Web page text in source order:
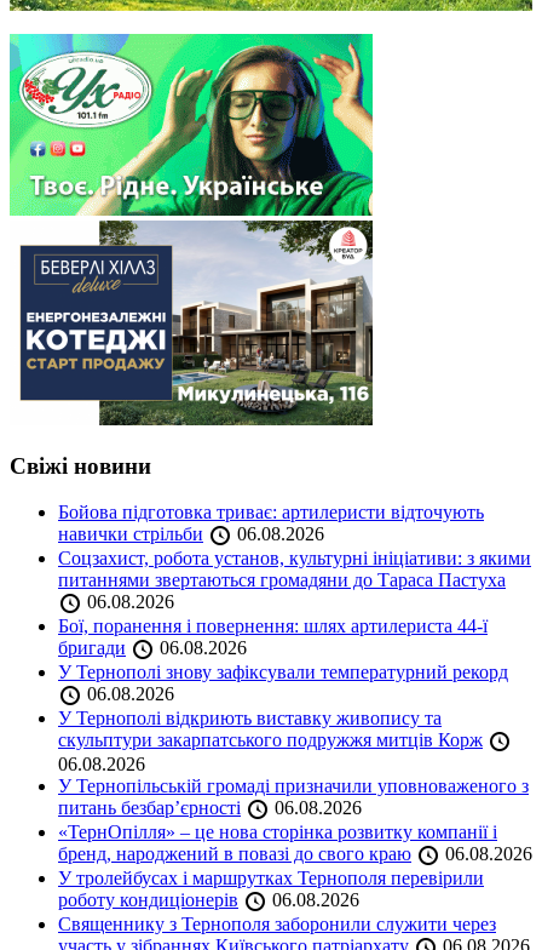
Свіжі новини
Бойова підготовка триває: артилеристи відточують
навички стрільби
06.08.2026
Соцзахист, робота установ, культурні ініціативи: з якими
питаннями звертаються громадяни до Тараса Пастуха
06.08.2026
Бої, поранення і повернення: шлях артилериста 44-ї
бригади
06.08.2026
У Тернополі знову зафіксували температурний рекорд
06.08.2026
У Тернополі відкриють виставку живопису та
скульптури закарпатського подружжя митців Корж
06.08.2026
У Тернопільській громаді призначили уповноваженого з
питань безбар’єрності
06.08.2026
«ТернОпілля» – це нова сторінка розвитку компанії і
бренд, народжений в повазі до свого краю
06.08.2026
У тролейбусах і маршрутках Тернополя перевірили
роботу кондиціонерів
06.08.2026
Священнику з Тернополя заборонили служити через